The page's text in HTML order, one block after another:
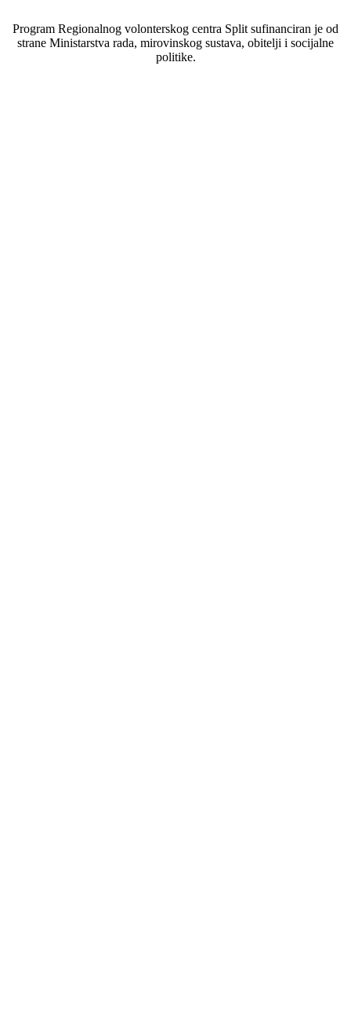
Program Regionalnog volonterskog centra Split sufinanciran je od
strane Ministarstva rada, mirovinskog sustava, obitelji i socijalne
politike.